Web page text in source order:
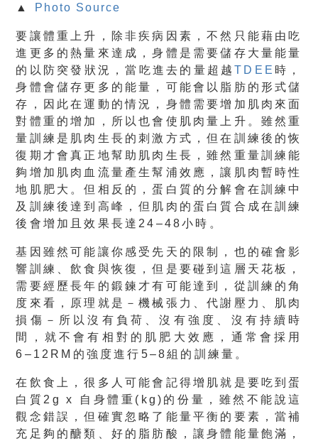
▲ Photo Source
要讓體重上升，除非疾病因素，不然只能藉由吃
進更多的熱量來達成，身體是需要儲存大量能量
的以防突發狀況，當吃進去的量超越TDEE 時，
身體會儲存更多的能量，可能會以脂肪的形式儲
存，因此在運動的情況，身體需要增加肌肉來面
對體重的增加，所以也會使肌肉量上升。雖然重
量訓練是肌肉生長的刺激方式，但在訓練後的恢
復期才會真正地幫助肌肉生長，雖然重量訓練能
夠增加肌肉血流量產生幫浦效應，讓肌肉暫時性
地肌肥大。但相反的，蛋白質的分解會在訓練中
及訓練後達到高峰，但肌肉的蛋白質合成在訓練
後會增加且效果長達24–48小時。
基因雖然可能讓你感受先天的限制，也的確會影
響訓練、飲食與恢復，但是要碰到這層天花板，
需要經歷長年的鍛鍊才有可能達到，從訓練的角
度來看，原理就是－機械張力、代謝壓力、肌肉
損傷－所以沒有負荷、沒有強度、沒有持續時
間，就不會有相對的肌肥大效應，通常會採用
6–12RM的強度進行5–8組的訓練量。
在飲食上，很多人可能會記得增肌就是要吃到蛋
白質2g x 自身體重(kg)的份量，雖然不能說這
觀念錯誤，但確實忽略了能量平衡的要素，當補
充足夠的醣類、好的脂肪酸，讓身體能量飽滿，